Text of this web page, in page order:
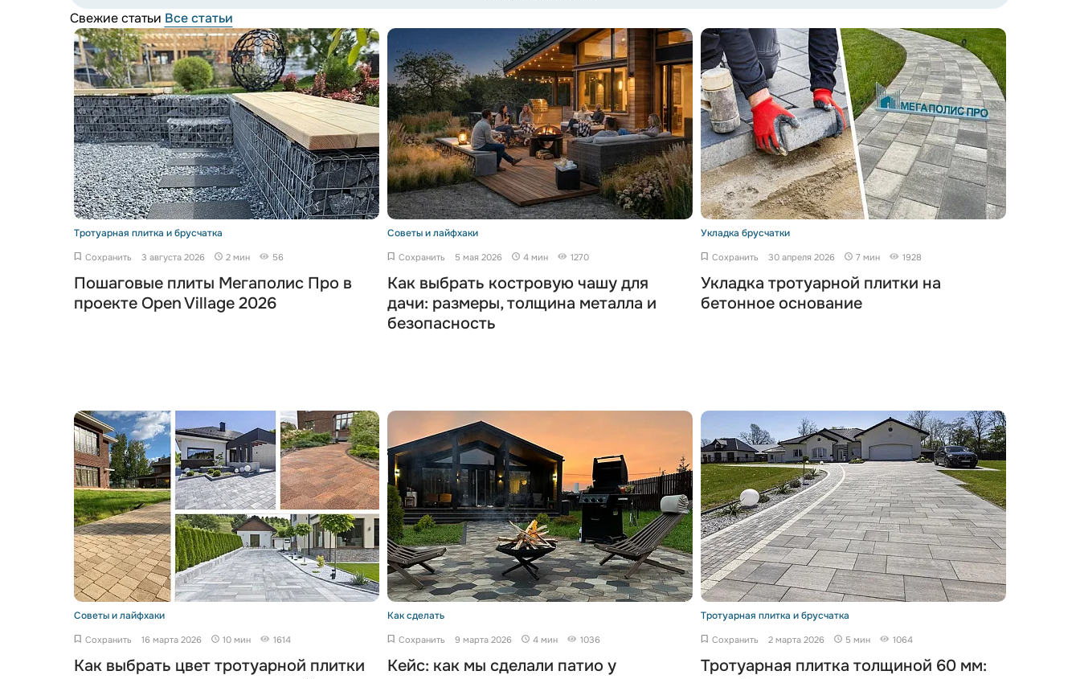
Свежие статьи Все статьи
Тротуарная плитка и брусчатка
Сохранить 3 августа 2026 2 мин 56
Пошаговые плиты Мегаполис Про в
проекте Open Village 2026
Советы и лайфхаки
Сохранить 5 мая 2026 4 мин 1270
Как выбрать костровую чашу для
дачи: размеры, толщина металла и
безопасность
Укладка брусчатки
Сохранить 30 апреля 2026 7 мин 1928
Укладка тротуарной плитки на
бетонное основание
Советы и лайфхаки
Сохранить 16 марта 2026 10 мин 1614
Как выбрать цвет тротуарной плитки
Как сделать
Сохранить 9 марта 2026 4 мин 1036
Кейс: как мы сделали патио у
Тротуарная плитка и брусчатка
Сохранить 2 марта 2026 5 мин 1064
Тротуарная плитка толщиной 60 мм: